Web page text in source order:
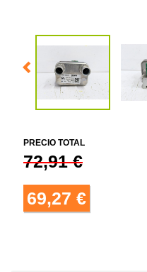
PRECIO TOTAL
72,91 €
69,27 €